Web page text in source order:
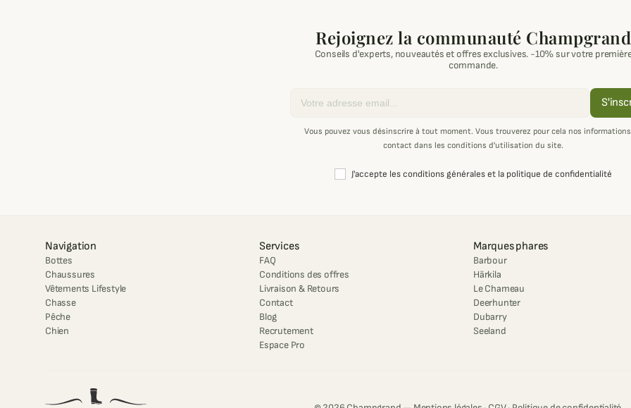
Rejoignez la communauté Champgrand
Conseils d'experts, nouveautés et offres exclusives. -10% sur votre
commande.
Vous pouvez vous désinscrire à tout moment. Vous trouverez pour cela nos
contact dans les conditions d'utilisation du site.
J'accepte les conditions générales et la politique de confidentialité
Navigation
Bottes
Chaussures
Vêtements Lifestyle
Chasse
Pêche
Chien
Services
FAQ
Conditions des offres
Livraison & Retours
Contact
Blog
Recrutement
Espace Pro
Marques phares
Barbour
Härkila
Le Chameau
Deerhunter
Dubarry
Seeland